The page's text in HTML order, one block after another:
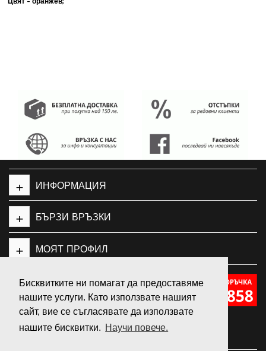
Бисквитките ни помагат да предоставяме
нашите услуги. Като използвате нашият
сайт, вие се съгласявате да използвате
нашите бисквитки. Научи повече.
ИНФОРМАЦИЯ
+
БЪРЗИ ВРЪЗКИ
+
МОЯТ ПРОФИЛ
+
GeleSport